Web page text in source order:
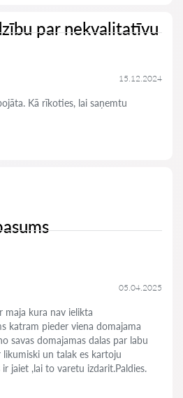
par nekvalitatīvu
15.12.2024
Kā rīkoties, lai saņemtu
05.04.2025
maja kura nav ielikta
katram pieder viena domajama
savas domajamas dalas par labu
likumiski un talak es kartoju
jaiet ,lai to varetu izdarit.Paldies.